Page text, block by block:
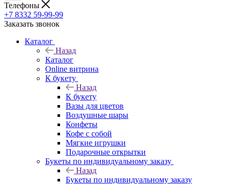
Телефоны
+7 8332 59-99-99
Заказать звонок
Каталог
Назад
Каталог
Online витрина
К букету
Назад
К букету
Вазы для цветов
Воздушные шары
Конфеты
Кофе с собой
Мягкие игрушки
Подарочные открытки
Букеты по индивидуальному заказу
Назад
Букеты по индивидуальному заказу